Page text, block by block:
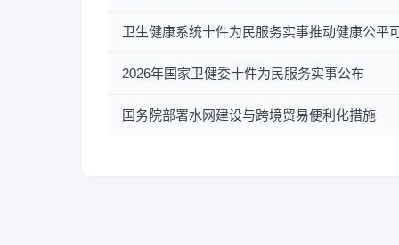
卫生健康系统十件为民服务实事推动健康公平
2026年国家卫健委十件为民服务实事公布
国务院部署水网建设与跨境贸易便利化措施